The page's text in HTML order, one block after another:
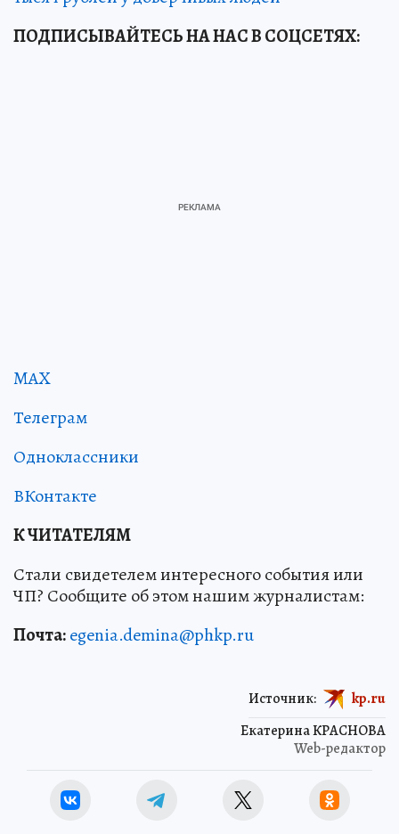
ПОДПИСЫВАЙТЕСЬ НА НАС В СОЦСЕТЯХ:
MAX
Телеграм
Одноклассники
ВКонтакте
К ЧИТАТЕЛЯМ
Стали свидетелем интересного события или
ЧП? Сообщите об этом нашим журналистам:
Почта:egenia.demina@phkp.ru
Екатерина КРАСНОВА
Web-редактор
Источник: kp.ru